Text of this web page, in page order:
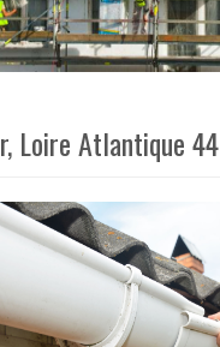
Loire Atlantique 44